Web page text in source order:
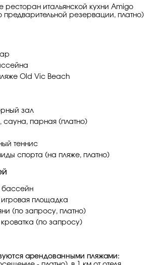
ресторан итальянской кухни Amigo
предварительной резервации, платно)
Old Vic Beach
зал
парная (платно)
теннис
спорта (на пляже, платно)
бассейн
площадка
(по запросу, платно)
(по запросу)
арендованными пляжами: